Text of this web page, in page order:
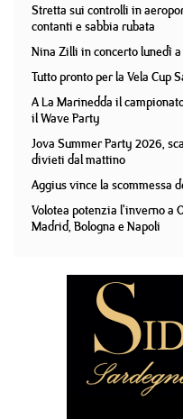
Stretta sui controlli in
contanti e sabbia rubata
Nina Zilli in concerto lunedì
Tutto pronto per la Vela Cup
A La Marinedda il
il Wave Party
Jova Summer Party 2026,
divieti dal mattino
Aggius vince la scommessa
Volotea potenzia l'inverno a
Madrid, Bologna e Napoli